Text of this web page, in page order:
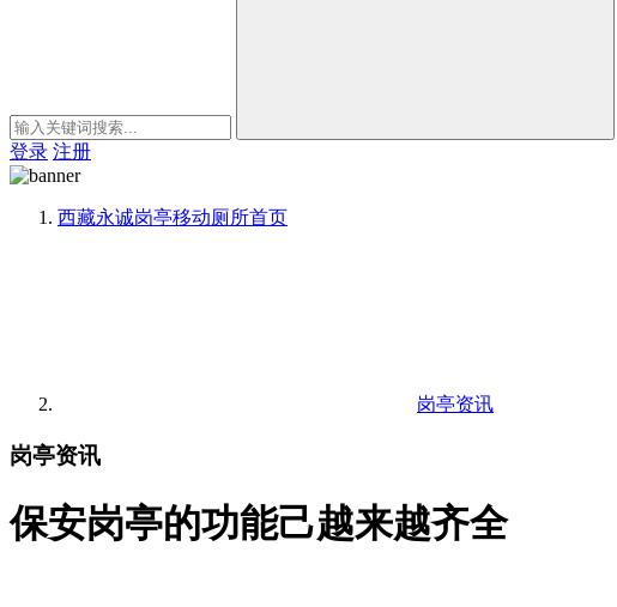
登录 注册
西藏永诚岗亭移动厕所首页
岗亭资讯
岗亭资讯
保安岗亭的功能己越来越齐全